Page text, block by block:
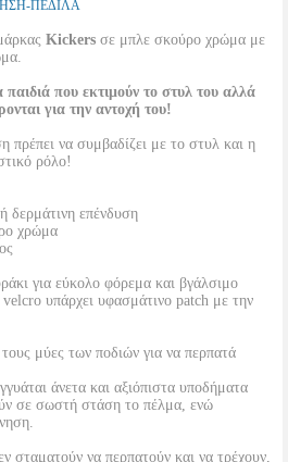
ΠΕΔΙΛΑ
Kickers σε μπλε σκούρο χρώμα με
που εκτιμούν το στυλ του αλλά
για την αντοχή του!
πρέπει να συμβαδίζει με το στυλ και η
ρόλο!
δερμάτινη επένδυση
χρώμα
για εύκολο φόρεμα και βγάλσιμο
υπάρχει υφασμάτινο patch με την
τους μύες των ποδιών για να περπατά
άνετα και αξιόπιστα υποδήματα
σε σωστή στάση το πέλμα, ενώ
σταματούν να περπατούν και να τρέχουν,